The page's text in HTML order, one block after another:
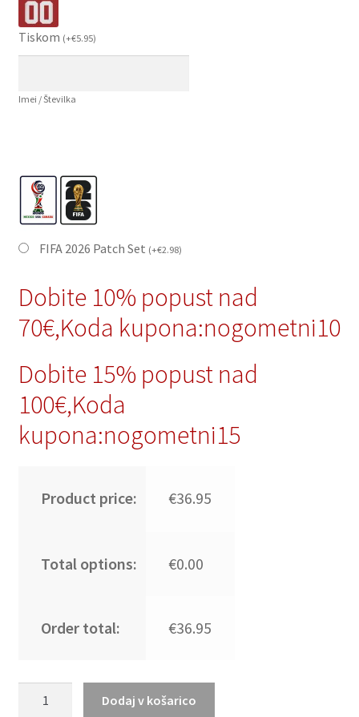
Tiskom (+€5.95)
Imei / Številka
FIFA 2026 Patch Set (+€2.98)
Dobite 10% popust nad
70€,Koda kupona:nogometni10
Dobite 15% popust nad
100€,Koda
kupona:nogometni15
Product price: €36.95
Total options: €0.00
Order total: €36.95
Dodaj v košarico